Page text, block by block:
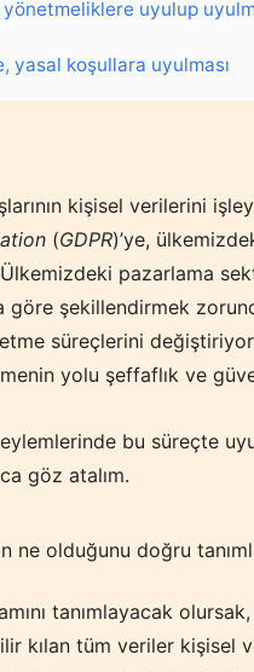
uyulup
yasal koşullara uyulması
kişisel verilerini
(GDPR)’ye,
pazarlama
göre şekillendirmek
süreçlerini
yolu şeffaflık ve
bu süreçte
göz atalım.
ne olduğunu doğru
tanımlayacak
kılan tüm veriler kişisel